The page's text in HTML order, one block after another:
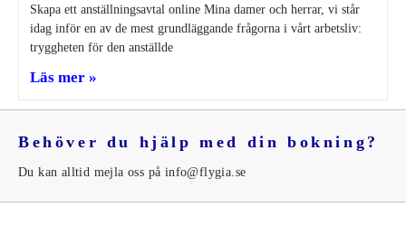
Skapa ett anställningsavtal online Mina damer och herrar, vi står
idag inför en av de mest grundläggande frågorna i vårt arbetsliv:
tryggheten för den anställde
Läs mer »
Behöver du hjälp med din bokning?
Du kan alltid mejla oss på info@flygia.se